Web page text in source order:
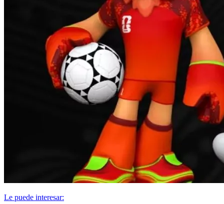
Le puede interesar: